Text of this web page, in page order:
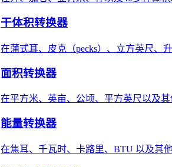
干体积转换器
在蒲式耳、皮克（pecks）、立方英尺、
面积转换器
在平方米、英亩、公顷、平方英尺以及
能量转换器
在焦耳、千瓦时、卡路里、BTU 以及其